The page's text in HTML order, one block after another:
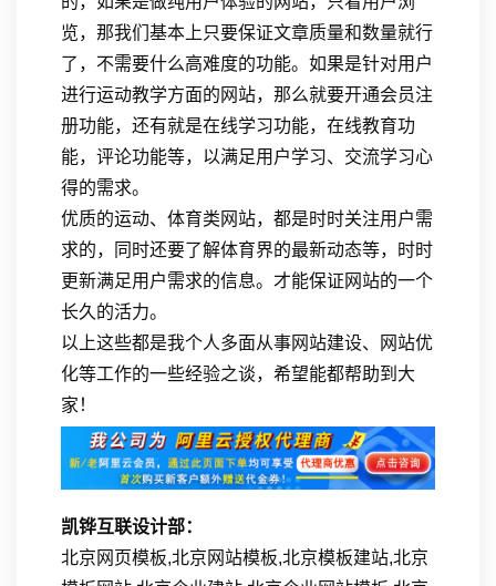
览，那我们基本上只要保证文章质量和数量就行
了，不需要什么高难度的功能。如果是针对用户
进行运动教学方面的网站，那么就要开通会员注
册功能，还有就是在线学习功能，在线教育功
能，评论功能等，以满足用户学习、交流学习心
得的需求。
优质的运动、体育类网站，都是时时关注用户需
求的，同时还要了解体育界的最新动态等，时时
更新满足用户需求的信息。才能保证网站的一个
长久的活力。
以上这些都是我个人多面从事网站建设、网站优
化等工作的一些经验之谈，希望能都帮助到大
家！
凯铧互联设计部：
北京网页模板,北京网站模板,北京模板建站,北京